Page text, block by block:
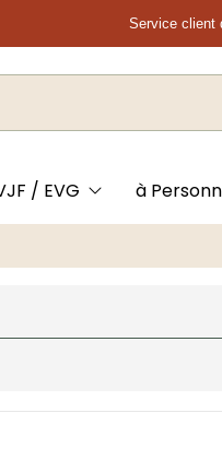
Service client
/ EVG à